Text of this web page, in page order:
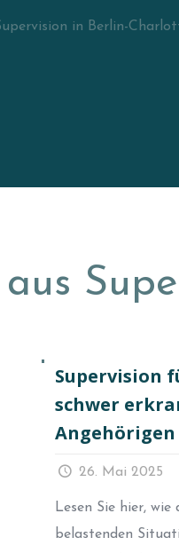
in Berlin-
Supervision
schwer
Angehörigen
26. Mai 2025
Lesen Sie hier,
belastenden